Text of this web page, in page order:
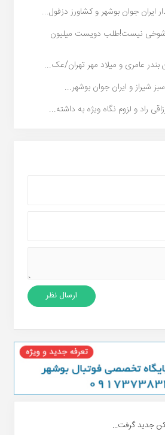
ایران جوان بوشهر و کشاورز دزفول...
شوخی نیست!طلب دویست میلیون
بندر عامری و میلاد مهر تهران/عک...
شیراز و ایران جوان بوشهر...
راد و لزوم نگاه ویژه به داشته...
جدید گرفت...